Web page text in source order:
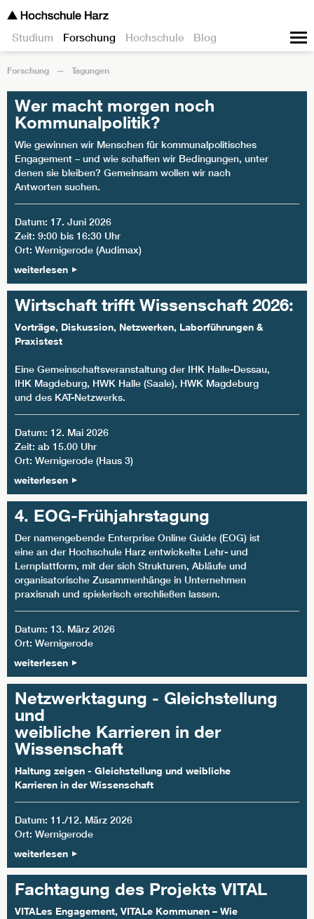
Studium Forschung Hochschule Blog
Forschung Tagungen
Wer macht morgen noch
Kommunalpolitik?
Wie gewinnen wir Menschen für kommunalpolitisches
Engagement – und wie schaffen wir Bedingungen, unter
denen sie bleiben? Gemeinsam wollen wir nach
Antworten suchen.
Datum: 17. Juni 2026
Zeit: 9:00 bis 16:30 Uhr
Ort: Wernigerode (Audimax)
weiterlesen
Wirtschaft trifft Wissenschaft 2026:
Vorträge, Diskussion, Netzwerken, Laborführungen &
Praxistest
Eine Gemeinschaftsveranstaltung der IHK Halle-Dessau,
IHK Magdeburg, HWK Halle (Saale), HWK Magdeburg
und des KAT-Netzwerks.
Datum: 12. Mai 2026
Zeit: ab 15.00 Uhr
Ort: Wernigerode (Haus 3)
weiterlesen
4. EOG-Frühjahrstagung
Der namengebende Enterprise Online Guide (EOG) ist
eine an der Hochschule Harz entwickelte Lehr- und
Lernplattform, mit der sich Strukturen, Abläufe und
organisatorische Zusammenhänge in Unternehmen
praxisnah und spielerisch erschließen lassen.
Datum: 13. März 2026
Ort: Wernigerode
weiterlesen
Netzwerktagung - Gleichstellung
und
weibliche Karrieren in der
Wissenschaft
Haltung zeigen - Gleichstellung und weibliche
Karrieren in der Wissenschaft
Datum: 11./12. März 2026
Ort: Wernigerode
weiterlesen
Fachtagung des Projekts VITAL
VITALes Engagement, VITALe Kommunen – Wie